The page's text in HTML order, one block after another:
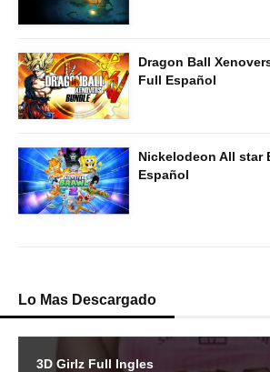
Dragon Ball
Full Español
Nickelodeon All star
Español
Lo Mas Descargado
3D Girlz Full Ingles